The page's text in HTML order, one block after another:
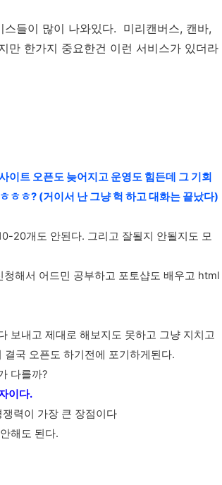
들이 많이 나와있다. 미리캔버스, 캔바,
만 한가지 중요한건 이런 서비스가 있더라
이트 오픈도 늦어지고 운영도 힘든데 그 기회
ㅎㅎ? (거이서 난 그냥 헉 하고 대화는 끝났다)
20개도 안된다. 그리고 잘될지 안될지도 모
해서 어드민 공부하고 포토샵도 배우고 html
보내고 제대로 해보지도 못하고 그냥 지치고
국 오픈도 하기전에 포기하게된다.
다를까?
이다.
력이 가장 큰 장점이다
해도 된다.